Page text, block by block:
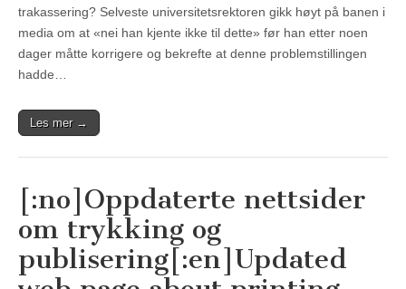
trakassering? Selveste universitetsrektoren gikk høyt på banen i
media om at «nei han kjente ikke til dette» før han etter noen
dager måtte korrigere og bekrefte at denne problemstillingen
hadde…
Les mer →
[:no]Oppdaterte nettsider
om trykking og
publisering[:en]Updated